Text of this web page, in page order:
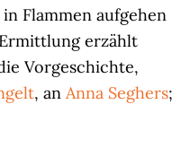
Flammen aufgehen
erzählt
Vorgeschichte,
, an Anna Seghers;